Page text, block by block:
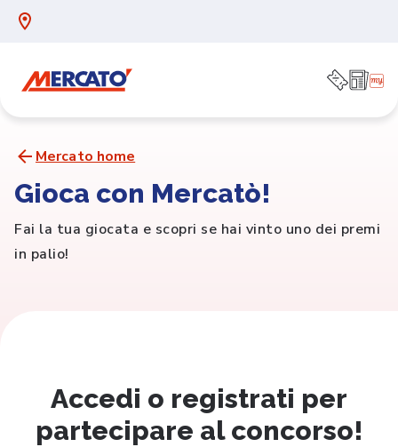
Mercato home
Gioca con Mercatò!
Fai la tua giocata e scopri se hai vinto uno dei premi
in palio!
Accedi o registrati per
partecipare al concorso!